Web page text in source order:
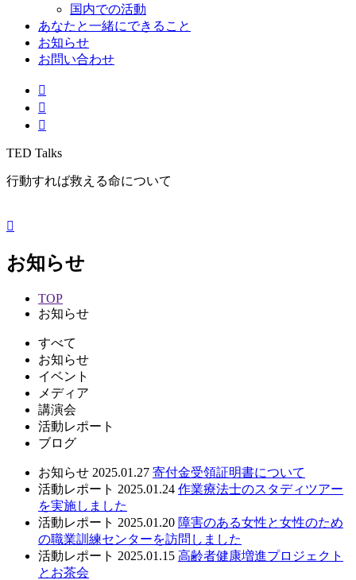
国内での活動
あなたと一緒にできること
お知らせ
お問い合わせ
TED Talks
行動すれば救える命について
お知らせ
TOP
お知らせ
すべて
お知らせ
イベント
メディア
講演会
活動レポート
ブログ
お知らせ 2025.01.27 寄付金受領証明書について
活動レポート 2025.01.24 作業療法士のスタディツアー
を実施しました
活動レポート 2025.01.20 障害のある女性と女性のため
の職業訓練センターを訪問しました
活動レポート 2025.01.15 高齢者健康増進プロジェクト
とお茶会